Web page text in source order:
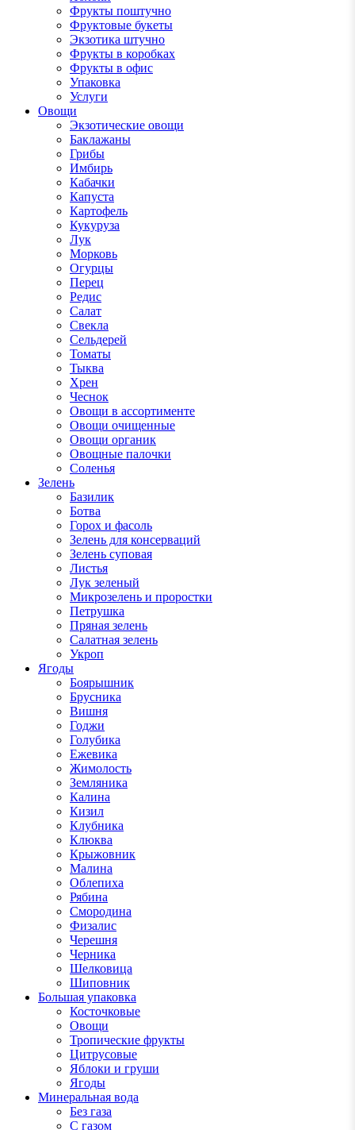
Фрукты поштучно
Фруктовые букеты
Экзотика штучно
Фрукты в коробках
Фрукты в офис
Упаковка
Услуги
Овощи
Экзотические овощи
Баклажаны
Грибы
Имбирь
Кабачки
Капуста
Картофель
Кукуруза
Лук
Морковь
Огурцы
Перец
Редис
Салат
Свекла
Сельдерей
Томаты
Тыква
Хрен
Чеснок
Овощи в ассортименте
Овощи очищенные
Овощи органик
Овощные палочки
Соленья
Зелень
Базилик
Ботва
Горох и фасоль
Зелень для консерваций
Зелень суповая
Листья
Лук зеленый
Микрозелень и проростки
Петрушка
Пряная зелень
Салатная зелень
Укроп
Ягоды
Боярышник
Брусника
Вишня
Годжи
Голубика
Ежевика
Жимолость
Земляника
Калина
Кизил
Клубника
Клюква
Крыжовник
Малина
Облепиха
Рябина
Смородина
Физалис
Черешня
Черника
Шелковица
Шиповник
Большая упаковка
Косточковые
Овощи
Тропические фрукты
Цитрусовые
Яблоки и груши
Ягоды
Минеральная вода
Без газа
С газом